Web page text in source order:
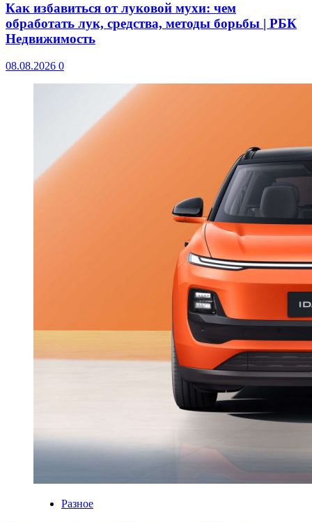
Как избавиться от луковой мухи: чем
обработать лук, средства, методы борьбы | РБК
Недвижимость
08.08.2026 0
Разное